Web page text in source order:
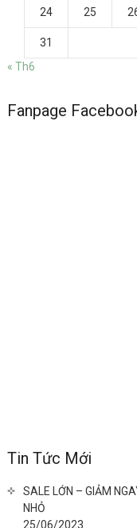
24 25
31
« Th6
Fanpage
Tin Tức Mới
SALE LỚN – GIẢM
NHỎ
25/06/2023